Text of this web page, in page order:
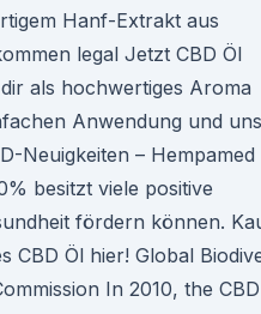
Hanf-Extrakt aus
legal Jetzt CBD Öl
als hochwertiges Aroma
Anwendung und
Neuigkeiten – Hempamed
besitzt viele positive
fördern können.
CBD Öl hier! Global
In 2010, the CBD